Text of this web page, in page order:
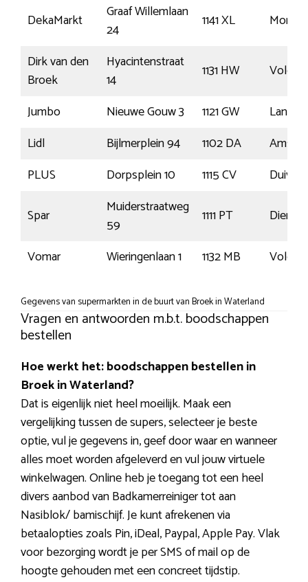
DekaMarkt
Graaf Willemlaan
24
1141 XL
Dirk van den
Broek
Hyacintenstraat
14
1131 HW
Jumbo
Nieuwe Gouw 3 1121 GW
Lidl
Bijlmerplein 94 1102 DA
PLUS
Dorpsplein 10 1115 CV
Spar
Muiderstraatweg
59
1111 PT
Diemen
Vomar
Wieringenlaan 1 1132 MB
Gegevens van supermarkten in de buurt van Broek in Waterland
Vragen en antwoorden m.b.t. boodschappen
bestellen
Hoe werkt het: boodschappen bestellen in
Broek in Waterland?
Dat is eigenlijk niet heel moeilijk. Maak een
vergelijking tussen de supers, selecteer je beste
optie, vul je gegevens in, geef door waar en wanneer
alles moet worden afgeleverd en vul jouw virtuele
winkelwagen. Online heb je toegang tot een heel
divers aanbod van Badkamerreiniger tot aan
Nasiblok/ bamischijf. Je kunt afrekenen via
betaalopties zoals Pin, iDeal, Paypal, Apple Pay. Vlak
voor bezorging wordt je per SMS of mail op de
hoogte gehouden met een concreet tijdstip.